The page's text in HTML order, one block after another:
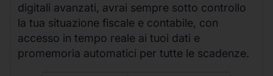
digitali avanzati, avrai sempre sotto controllo
la tua situazione fiscale e contabile, con
accesso in tempo reale ai tuoi dati e
promemoria automatici per tutte le scadenze.